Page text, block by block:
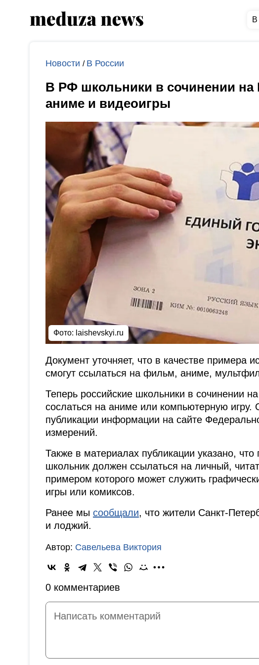
В
Новости / В России
В РФ школьники в сочинении на
аниме и видеоигры
Фото: laishevskyi.ru
Документ уточняет, что в качестве примера
смогут ссылаться на фильм, аниме,
Теперь российские школьники в сочинении
сослаться на аниме или компьютерную игру.
публикации информации на сайте
измерений.
Также в материалах публикации указано,
школьник должен ссылаться на личный,
примером которого может служить
игры или комиксов.
Ранее мы сообщали, что жители Санкт-
и лоджий.
Автор: Савельева Виктория
0 комментариев